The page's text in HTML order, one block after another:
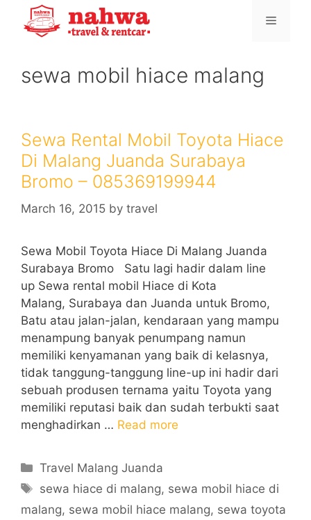
Menu
sewa mobil hiace malang
Sewa Rental Mobil Toyota Hiace
Di Malang Juanda Surabaya
Bromo – 085369199944
March 16, 2015 by travel
Sewa Mobil Toyota Hiace Di Malang Juanda
Surabaya Bromo Satu lagi hadir dalam line
up Sewa rental mobil Hiace di Kota
Malang, Surabaya dan Juanda untuk Bromo,
Batu atau jalan-jalan, kendaraan yang mampu
menampung banyak penumpang namun
memiliki kenyamanan yang baik di kelasnya,
tidak tanggung-tanggung line-up ini hadir dari
sebuah produsen ternama yaitu Toyota yang
memiliki reputasi baik dan sudah terbukti saat
menghadirkan … Read more
Categories
Travel Malang Juanda
Tags
sewa hiace di malang, sewa mobil hiace di
malang, sewa mobil hiace malang, sewa toyota